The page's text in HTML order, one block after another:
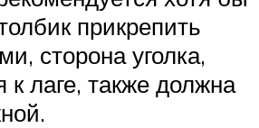
прикрепить
сторона уголка,
лаге, также должна